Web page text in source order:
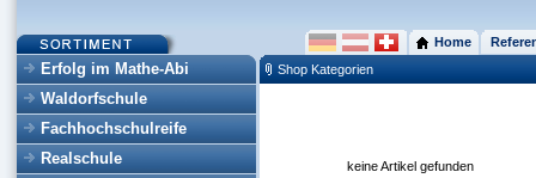
Erfolg im Mathe-Abi
Waldorfschule
Fachhochschulreife
Realschule
Home
Shop Kategorien
keine Artikel gefunden